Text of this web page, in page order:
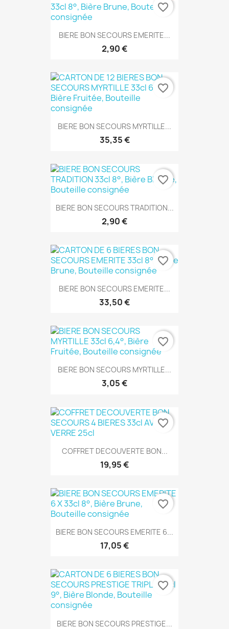
BIERE BON SECOURS EMERITE...
2,90 €
favorite_border
BIERE BON SECOURS MYRTILLE...
35,35 €
favorite_border
BIERE BON SECOURS TRADITION...
2,90 €
favorite_border
BIERE BON SECOURS EMERITE...
33,50 €
favorite_border
BIERE BON SECOURS MYRTILLE...
3,05 €
favorite_border
COFFRET DECOUVERTE BON...
19,95 €
favorite_border
BIERE BON SECOURS EMERITE 6...
17,05 €
favorite_border
BIERE BON SECOURS PRESTIGE...
favorite_border